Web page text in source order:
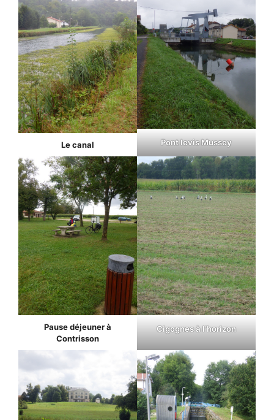
Le canal Pont levis Mussey
Pause déjeuner à
Contrisson
Cigognes à l’horizon